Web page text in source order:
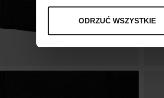
ODRZUĆ WSZYSTKIE